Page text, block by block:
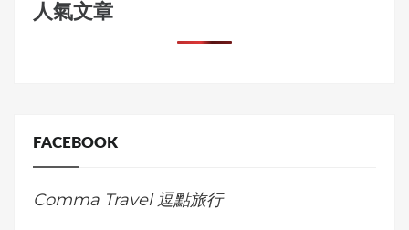
人氣文章
FACEBOOK
Comma Travel 逗點旅行